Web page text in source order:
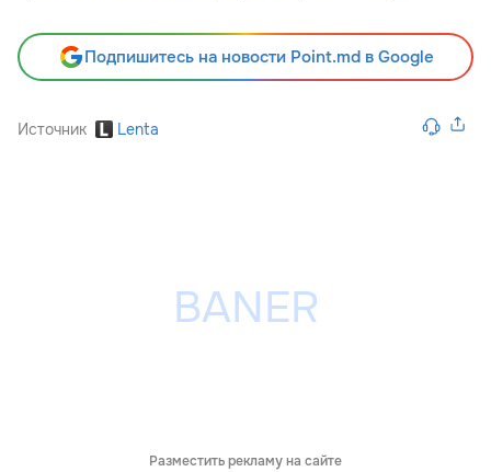
Подпишитесь на новости Point.md в Google
Источник Lenta
Разместить рекламу на сайте